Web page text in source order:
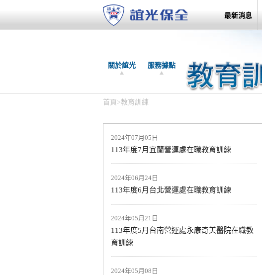
最新消息
關於誼光 服務據點
首頁 >教育訓練
2024年07月05日
113年度7月宜蘭營運處在職教育訓練
2024年06月24日
113年度6月台北營運處在職教育訓練
2024年05月21日
113年度5月台南營運處永康奇美醫院在職教
育訓練
2024年05月08日